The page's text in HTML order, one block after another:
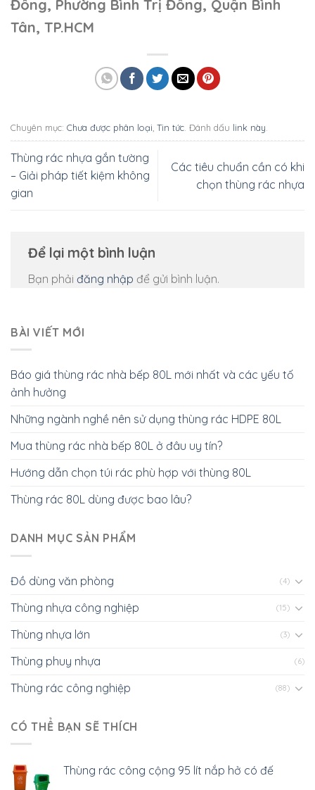
Đông, Phường Bình Trị Đông, Quận Bình
Tân, TP.HCM
Chuyên mục: Chưa được phân loại, Tin tức. Đánh dấu link này.
Thùng rác nhựa gắn tường
– Giải pháp tiết kiệm không
gian
Các tiêu chuẩn cần có khi
chọn thùng rác nhựa
Để lại một bình luận
Bạn phải đăng nhập để gửi bình luận.
BÀI VIẾT MỚI
Báo giá thùng rác nhà bếp 80L mới nhất và các yếu tố
ảnh hưởng
Những ngành nghề nên sử dụng thùng rác HDPE 80L
Mua thùng rác nhà bếp 80L ở đâu uy tín?
Hướng dẫn chọn túi rác phù hợp với thùng 80L
Thùng rác 80L dùng được bao lâu?
DANH MỤC SẢN PHẨM
Đồ dùng văn phòng (4)
Thùng nhựa công nghiệp (15)
Thùng nhựa lớn (3)
Thùng phuy nhựa (6)
Thùng rác công nghiệp (88)
CÓ THỂ BẠN SẼ THÍCH
Thùng rác công cộng 95 lít nắp hở có đế